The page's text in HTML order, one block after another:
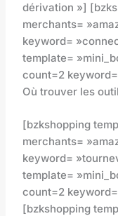
dérivation »]
merchants=
keyword=
template=
count=2
Où trouver les
[bzkshopping
merchants=
keyword=
template=
count=2
[bzkshopping